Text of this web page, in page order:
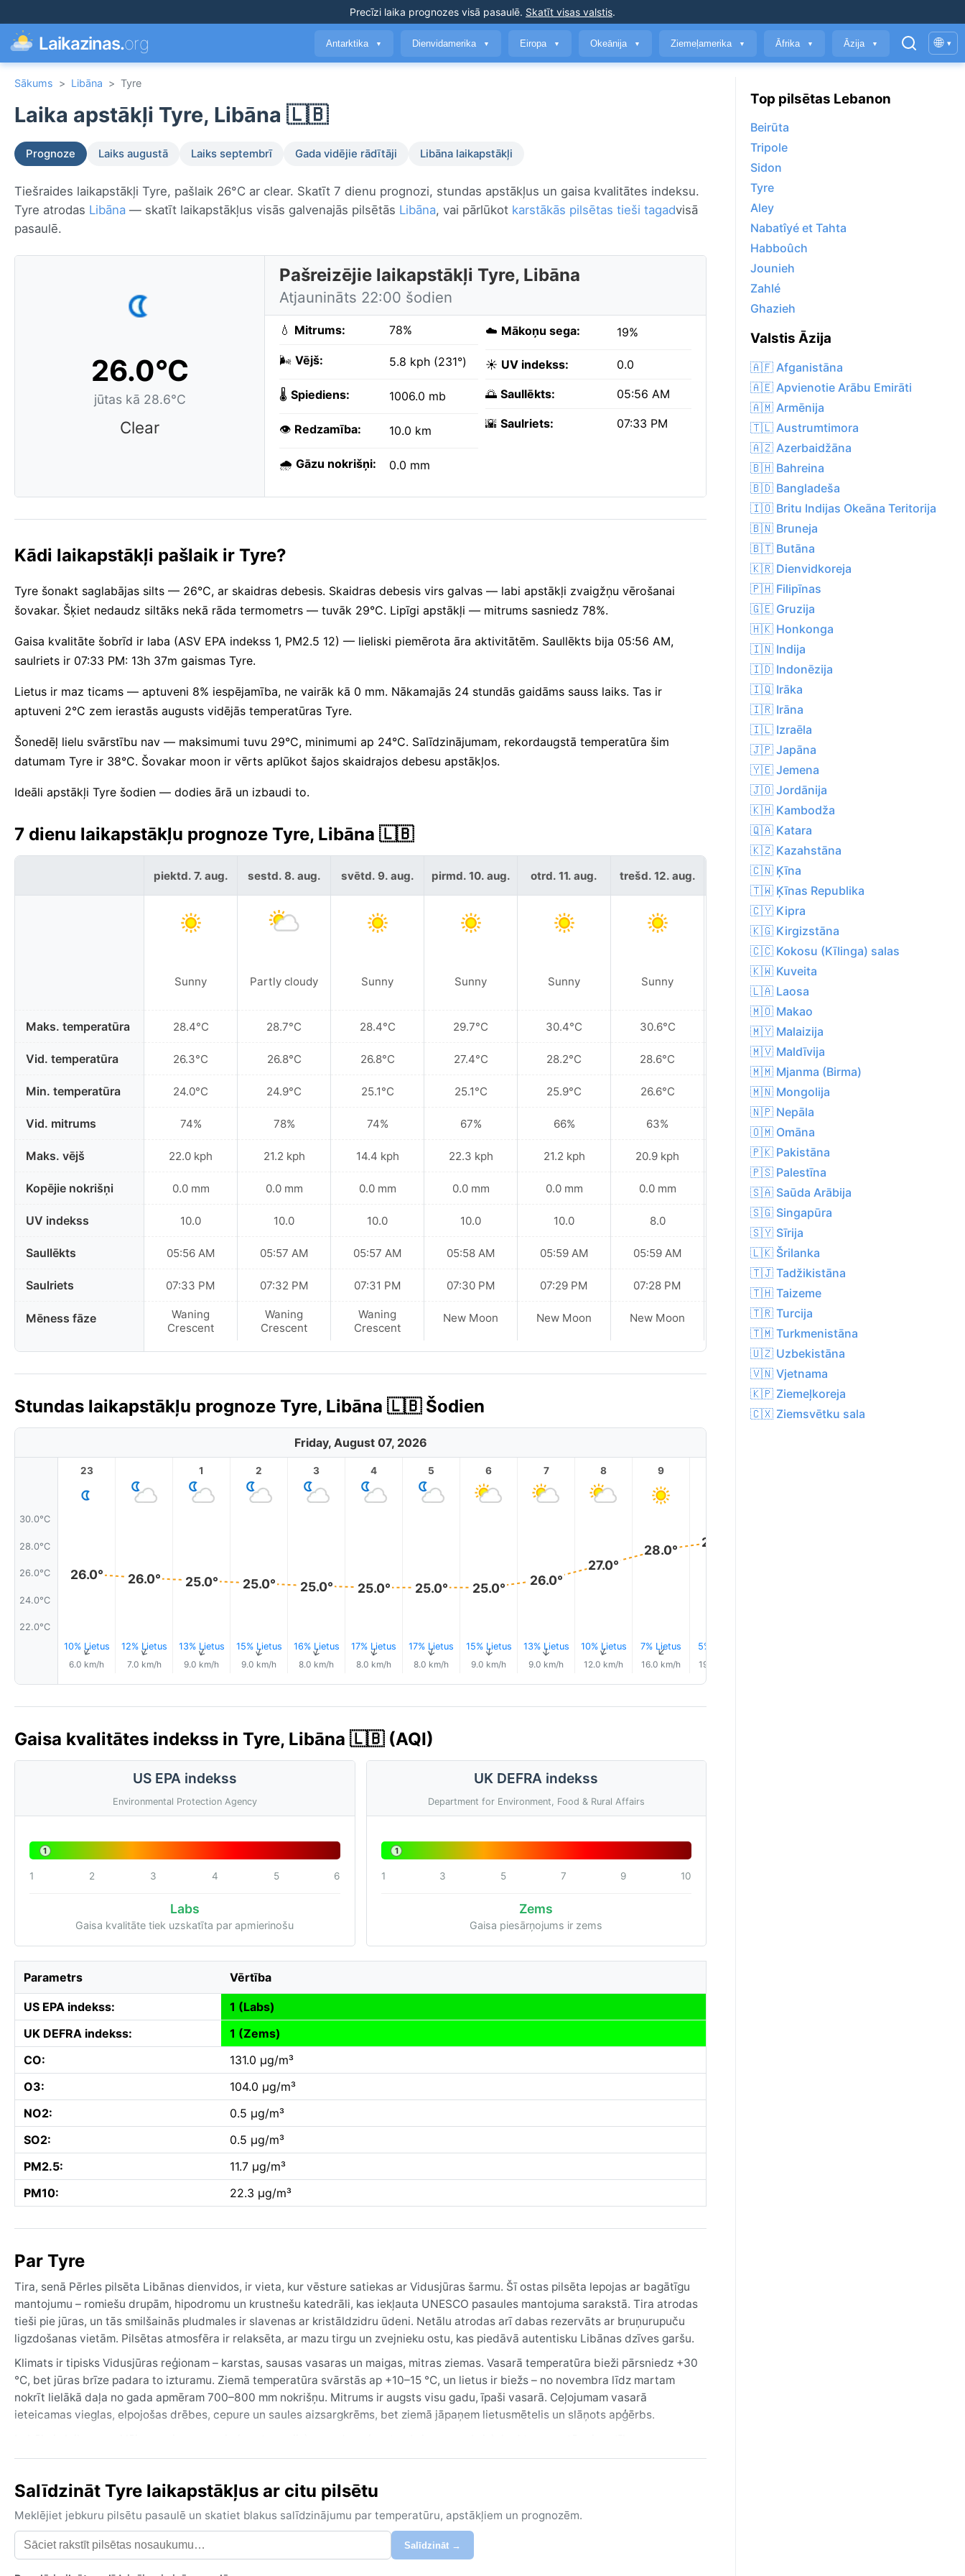
Precīzi laika prognozes visā pasaulē. Skatīt visas valstis.
Laikazinas.org Antarktika ▼ Dienvidamerika ▼ Eiropa ▼ Okeānija ▼ Ziemeļamerika ▼ Āfrika ▼ Āzija ▼ 🌐 ▾
Sākums > Libāna > Tyre
Laika apstākļi Tyre, Libāna 🇱🇧
Prognoze Laiks augustā Laiks septembrī Gada vidējie rādītāji Libāna laikapstākļi
Tiešraides laikapstākļi Tyre, pašlaik 26°C ar clear. Skatīt 7 dienu prognozi, stundas apstākļus un gaisa kvalitātes indeksu.
Tyre atrodas Libāna — skatīt laikapstākļus visās galvenajās pilsētās Libāna, vai pārlūkot karstākās pilsētas tieši tagadvisā
pasaulē.
26.0°C
jūtas kā 28.6°C
Clear
Pašreizējie laikapstākļi Tyre, Libāna
Atjaunināts 22:00 šodien
💧 Mitrums: 78%
🌬️ Vējš: 5.8 kph (231°)
🌡️ Spiediens: 1006.0 mb
👁️ Redzamība: 10.0 km
🌧️ Gāzu nokrišņi: 0.0 mm
☁️ Mākoņu sega: 19%
☀️ UV indekss: 0.0
🌅 Saullēkts: 05:56 AM
🌇 Saulriets: 07:33 PM
Kādi laikapstākļi pašlaik ir Tyre?
Tyre šonakt saglabājas silts — 26°C, ar skaidras debesis. Skaidras debesis virs galvas — labi apstākļi zvaigžņu vērošanai
šovakar. Šķiet nedaudz siltāks nekā rāda termometrs — tuvāk 29°C. Lipīgi apstākļi — mitrums sasniedz 78%.
Gaisa kvalitāte šobrīd ir laba (ASV EPA indekss 1, PM2.5 12) — lieliski piemērota āra aktivitātēm. Saullēkts bija 05:56 AM,
saulriets ir 07:33 PM: 13h 37m gaismas Tyre.
Lietus ir maz ticams — aptuveni 8% iespējamība, ne vairāk kā 0 mm. Nākamajās 24 stundās gaidāms sauss laiks. Tas ir
aptuveni 2°C zem ierastās augusts vidējās temperatūras Tyre.
Šonedēļ lielu svārstību nav — maksimumi tuvu 29°C, minimumi ap 24°C. Salīdzinājumam, rekordaugstā temperatūra šim
datumam Tyre ir 38°C. Šovakar moon ir vērts aplūkot šajos skaidrajos debesu apstākļos.
Ideāli apstākļi Tyre šodien — dodies ārā un izbaudi to.
7 dienu laikapstākļu prognoze Tyre, Libāna 🇱🇧
Maks. temperatūra
Vid. temperatūra
Min. temperatūra
Vid. mitrums
Maks. vējš
Kopējie nokrišņi
UV indekss
Saullēkts
Saulriets
Mēness fāze
piektd. 7. aug.
Sunny
28.4°C
26.3°C
24.0°C
74%
22.0 kph
0.0 mm
10.0
05:56 AM
07:33 PM
Waning
Crescent
sestd. 8. aug.
Partly cloudy
28.7°C
26.8°C
24.9°C
78%
21.2 kph
0.0 mm
10.0
05:57 AM
07:32 PM
Waning
Crescent
svētd. 9. aug.
Sunny
28.4°C
26.8°C
25.1°C
74%
14.4 kph
0.0 mm
10.0
05:57 AM
07:31 PM
Waning
Crescent
pirmd. 10. aug.
Sunny
29.7°C
27.4°C
25.1°C
67%
22.3 kph
0.0 mm
10.0
05:58 AM
07:30 PM
New Moon
otrd. 11. aug.
Sunny
30.4°C
28.2°C
25.9°C
66%
21.2 kph
0.0 mm
10.0
05:59 AM
07:29 PM
New Moon
trešd. 12. aug.
Sunny
30.6°C
28.6°C
26.6°C
63%
20.9 kph
0.0 mm
8.0
05:59 AM
07:28 PM
New Moon
ceturtd. 13.
aug.
30.1°C
28.3°C
26.3°C
62%
13.0 kph
0.0 mm
8.0
06:00 AM
07:27 PM
New Moon
Stundas laikapstākļu prognoze Tyre, Libāna 🇱🇧 Šodien
Friday, August 07, 2026
30.0°C
28.0°C
26.0°C
24.0°C
22.0°C
23
26.0°
10% Lietus
↑
6.0 km/h
26.0°
12% Lietus
↑
7.0 km/h
1
25.0°
13% Lietus
↑
9.0 km/h
2
25.0°
15% Lietus
↑
9.0 km/h
3
25.0°
16% Lietus
↑
8.0 km/h
4
25.0°
17% Lietus
↑
8.0 km/h
5
25.0°
17% Lietus
↑
8.0 km/h
6
25.0°
15% Lietus
↑
9.0 km/h
7
26.0°
13% Lietus
↑
9.0 km/h
8
27.0°
10% Lietus
↑
12.0 km/h
9
28.0°
7% Lietus
↑
16.0 km/h
28.0°
5% Lietus
19.0 km/h
Gaisa kvalitātes indekss in Tyre, Libāna 🇱🇧 (AQI)
US EPA indekss
Environmental Protection Agency
1
1 2 3 4 5 6
Labs
Gaisa kvalitāte tiek uzskatīta par apmierinošu
UK DEFRA indekss
Department for Environment, Food & Rural Affairs
1
1 3 5 7 9 10
Zems
Gaisa piesārņojums ir zems
Parametrs Vērtība
US EPA indekss:
1 (Labs)
UK DEFRA indekss:
1 (Zems)
CO:
131.0 µg/m³
O3:
104.0 µg/m³
NO2:
0.5 µg/m³
SO2:
0.5 µg/m³
PM2.5:
11.7 µg/m³
PM10:
22.3 µg/m³
Par Tyre
Tira, senā Pērles pilsēta Libānas dienvidos, ir vieta, kur vēsture satiekas ar Vidusjūras šarmu. Šī ostas pilsēta lepojas ar bagātīgu
mantojumu – romiešu drupām, hipodromu un krustnešu katedrāli, kas iekļauta UNESCO pasaules mantojuma sarakstā. Tira atrodas
tieši pie jūras, un tās smilšainās pludmales ir slavenas ar kristāldzidru ūdeni. Netālu atrodas arī dabas rezervāts ar bruņurupuču
ligzdošanas vietām. Pilsētas atmosfēra ir relaksēta, ar mazu tirgu un zvejnieku ostu, kas piedāvā autentisku Libānas dzīves garšu.
Klimats ir tipisks Vidusjūras reģionam – karstas, sausas vasaras un maigas, mitras ziemas. Vasarā temperatūra bieži pārsniedz +30
°C, bet jūras brīze padara to izturamu. Ziemā temperatūra svārstās ap +10–15 °C, un lietus ir biežs – no novembra līdz martam
nokrīt lielākā daļa no gada apmēram 700–800 mm nokrišņu. Mitrums ir augsts visu gadu, īpaši vasarā. Ceļojumam vasarā
ieteicamas vieglas, elpojošas drēbes, cepure un saules aizsargkrēms, bet ziemā jāpaņem lietusmētelis un slāņots apģērbs.
nokrišņi ir retāki. Vasara var būt pārāk karsta, bet ziemas lietusgāzes dažkārt izraisa plūdus. Īpašs fenomens ir siltā, mitrā šaml
ziemā balti. Kopumā Tira ir burvīga vieta, kur vēsturiskās drupas un jūras ainavas veido unikālu ceļojuma pieredzi.
Salīdzināt Tyre laikapstākļus ar citu pilsētu
Meklējiet jebkuru pilsētu pasaulē un skatiet blakus salīdzinājumu par temperatūru, apstākļiem un prognozēm.
Salīdzināt →
Top pilsētas Lebanon
Beirūta
Tripole
Sidon
Tyre
Aley
Nabatîyé et Tahta
Habboûch
Jounieh
Zahlé
Ghazieh
Valstis Āzija
🇦🇫 Afganistāna
🇦🇪 Apvienotie Arābu Emirāti
🇦🇲 Armēnija
🇹🇱 Austrumtimora
🇦🇿 Azerbaidžāna
🇧🇭 Bahreina
🇧🇩 Bangladeša
🇮🇴 Britu Indijas Okeāna Teritorija
🇧🇳 Bruneja
🇧🇹 Butāna
🇰🇷 Dienvidkoreja
🇵🇭 Filipīnas
🇬🇪 Gruzija
🇭🇰 Honkonga
🇮🇳 Indija
🇮🇩 Indonēzija
🇮🇶 Irāka
🇮🇷 Irāna
🇮🇱 Izraēla
🇯🇵 Japāna
🇾🇪 Jemena
🇯🇴 Jordānija
🇰🇭 Kambodža
🇶🇦 Katara
🇰🇿 Kazahstāna
🇨🇳 Ķīna
🇹🇼 Ķīnas Republika
🇨🇾 Kipra
🇰🇬 Kirgizstāna
🇨🇨 Kokosu (Kīlinga) salas
🇰🇼 Kuveita
🇱🇦 Laosa
🇲🇴 Makao
🇲🇾 Malaizija
🇲🇻 Maldīvija
🇲🇲 Mjanma (Birma)
🇲🇳 Mongolija
🇳🇵 Nepāla
🇴🇲 Omāna
🇵🇰 Pakistāna
🇵🇸 Palestīna
🇸🇦 Saūda Arābija
🇸🇬 Singapūra
🇸🇾 Sīrija
🇱🇰 Šrilanka
🇹🇯 Tadžikistāna
🇹🇭 Taizeme
🇹🇷 Turcija
🇹🇲 Turkmenistāna
🇺🇿 Uzbekistāna
🇻🇳 Vjetnama
🇰🇵 Ziemeļkoreja
🇨🇽 Ziemsvētku sala